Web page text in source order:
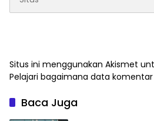
Situs ini menggunakan Akismet
Pelajari bagaimana data komentar
Baca Juga